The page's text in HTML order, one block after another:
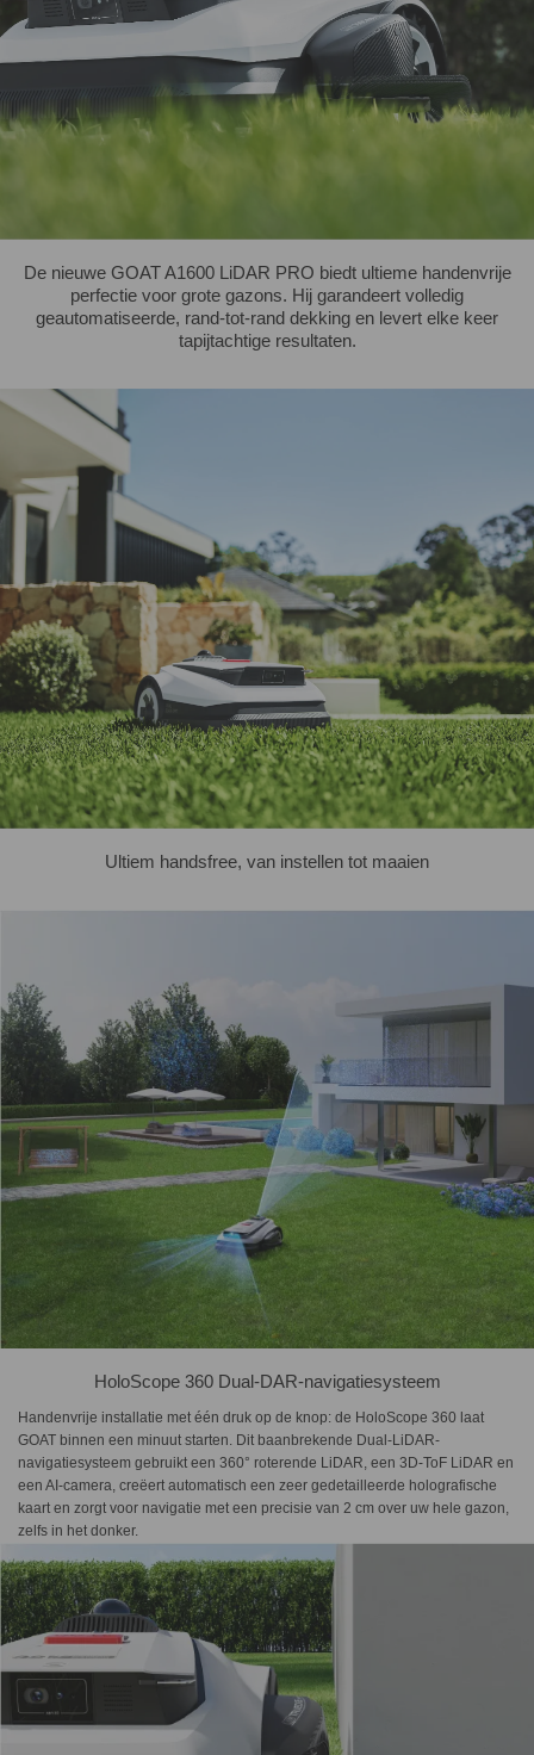
De nieuwe GOAT A1600 LiDAR PRO biedt ultieme handenvrije
perfectie voor grote gazons. Hij garandeert volledig
geautomatiseerde, rand-tot-rand dekking en levert elke keer
tapijtachtige resultaten.
Ultiem handsfree, van instellen tot maaien
HoloScope 360 Dual-DAR-navigatiesysteem
Handenvrije installatie met één druk op de knop: de HoloScope 360 laat
GOAT binnen een minuut starten. Dit baanbrekende Dual-LiDAR-
navigatiesysteem gebruikt een 360° roterende LiDAR, een 3D-ToF LiDAR en
een AI-camera, creëert automatisch een zeer gedetailleerde holografische
kaart en zorgt voor navigatie met een precisie van 2 cm over uw hele gazon,
zelfs in het donker.